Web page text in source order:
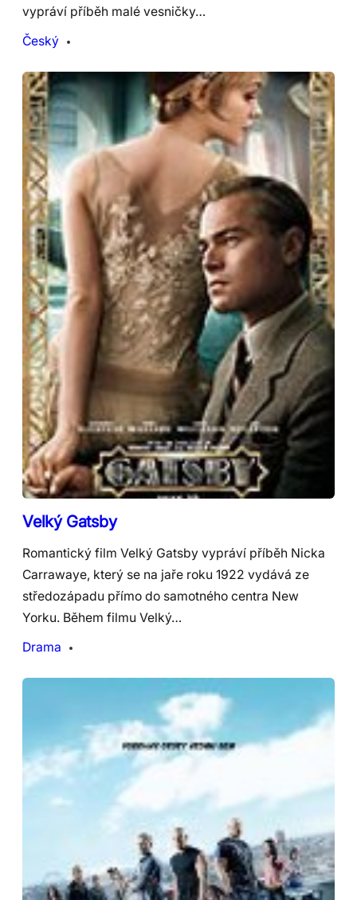
vypráví příběh malé vesničky…
Český
Velký Gatsby
Romantický film Velký Gatsby vypráví příběh Nicka
Carrawaye, který se na jaře roku 1922 vydává ze
středozápadu přímo do samotného centra New
Yorku. Během filmu Velký…
Drama